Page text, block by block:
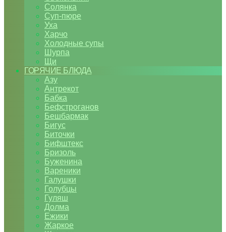
Солянка
Суп-пюре
Уха
Харчо
Холодные супы
Шурпа
Щи
ГОРЯЧИЕ БЛЮДА
Азу
Антрекот
Бабка
Бефстроганов
Бешбармак
Бигус
Биточки
Бифштекс
Бризоль
Буженина
Вареники
Галушки
Голубцы
Гуляш
Долма
Ежики
Жаркое